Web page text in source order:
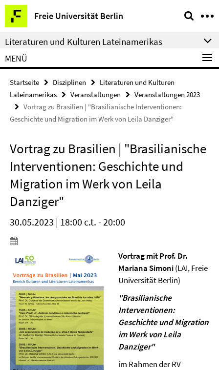
Springe
direkt
zu
Inhalt
Freie Universität Berlin
Service-
Navigation
Literaturen und Kulturen Lateinamerikas
MENÜ
Startseite Disziplinen
Literaturen und Kulturen
Lateinamerikas
Veranstaltungen
Veranstaltungen 2023
Vortrag zu Brasilien | "Brasilianische Interventionen:
Geschichte und Migration im Werk von Leila Danziger"
Vortrag zu Brasilien | "Brasilianische
Interventionen: Geschichte und
Migration im Werk von Leila
Danziger"
30.05.2023 | 18:00 c.t. - 20:00
Vortrag mit Prof. Dr.
Mariana Simoni(LAI, Freie
Universität Berlin)
"Brasilianische
Interventionen:
Geschichte und Migration
im Werk von Leila
Danziger"
im Rahmen der RV